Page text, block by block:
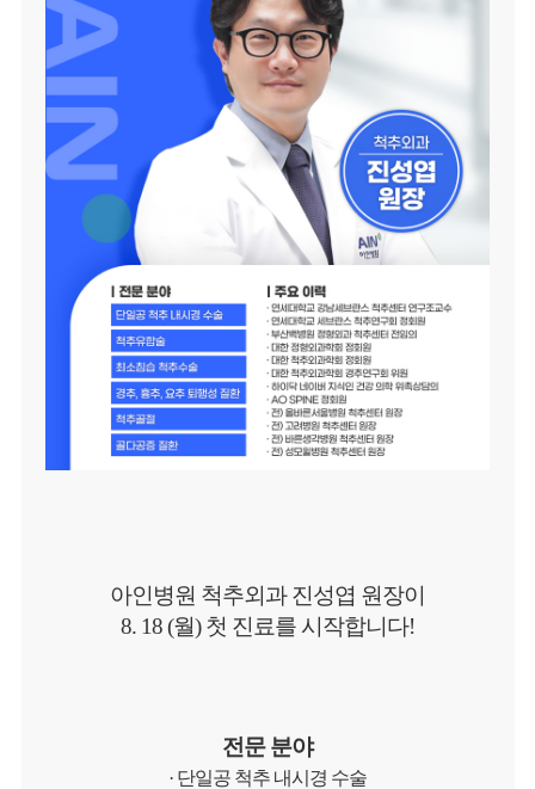
아인병원 척추외과진성엽 원장이
8. 18 (월) 첫 진료를 시작합니다!
전문 분야
· 단일공 척추 내시경 수술